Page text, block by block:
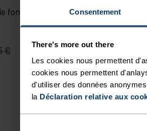
Consentement
There's more out there
Les cookies nous permettent
cookies nous permettent
d'utiliser des données
la Déclaration relative aux
fond Essential
€
Veste de
Warm
83,95 €
-30 %